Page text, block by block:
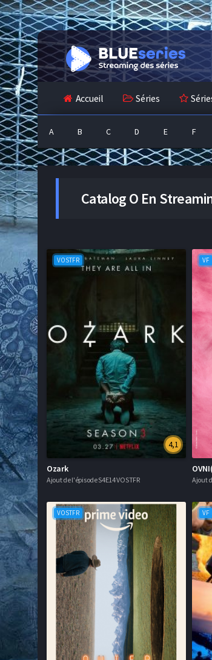
Accueil Séries
A B C D E F
CatalogO En
VOSTFR
4,1
Ozark
Ajout de l'épisode S4E14 VOSTFR
VF
Ajout
VOSTFR VF